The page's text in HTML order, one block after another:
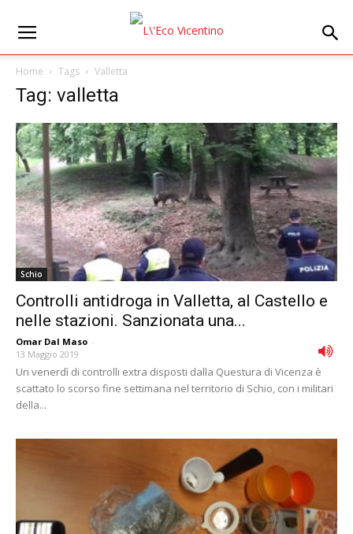
Home Tags Valletta
Tag: valletta
Schio
Controlli antidroga in Valletta, al Castello e
nelle stazioni. Sanzionata una...
Omar Dal Maso -
13 Maggio 2019
Un venerdì di controlli extra disposti dalla Questura di Vicenza è
scattato lo scorso fine settimana nel territorio di Schio, con i militari
della...